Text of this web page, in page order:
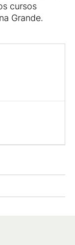
cursos
Grande.